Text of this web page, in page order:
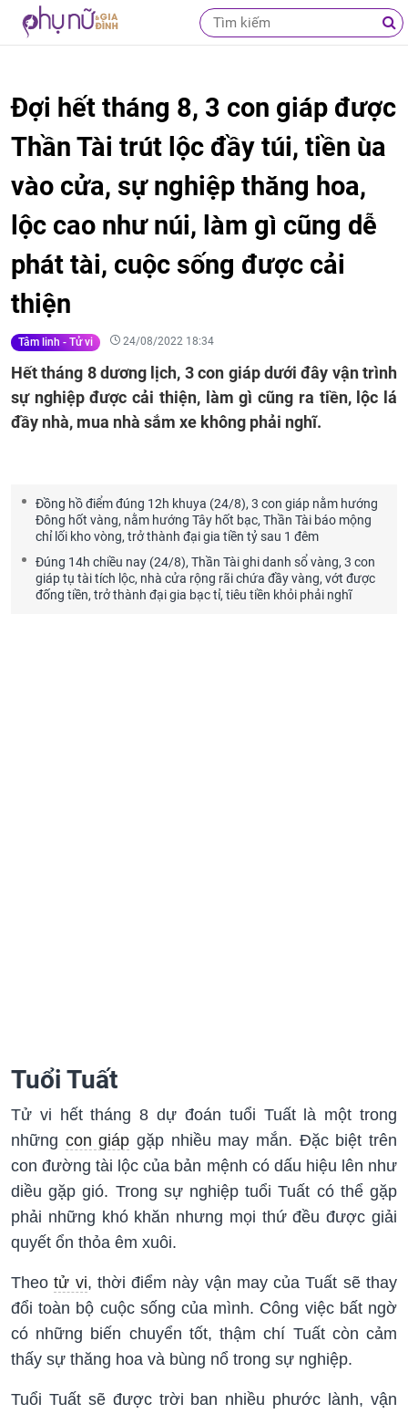
Đợi hết tháng 8, 3 con giáp được
Thần Tài trút lộc đầy túi, tiền ùa
vào cửa, sự nghiệp thăng hoa,
lộc cao như núi, làm gì cũng dễ
phát tài, cuộc sống được cải
thiện
Tâm linh - Tử vi 24/08/2022 18:34
Hết tháng 8 dương lịch, 3 con giáp dưới đây vận trình
sự nghiệp được cải thiện, làm gì cũng ra tiền, lộc lá
đầy nhà, mua nhà sắm xe không phải nghĩ.
Đồng hồ điểm đúng 12h khuya (24/8), 3 con giáp nằm hướng
Đông hốt vàng, nằm hướng Tây hốt bạc, Thần Tài báo mộng
chỉ lối kho vòng, trở thành đại gia tiền tỷ sau 1 đêm
Đúng 14h chiều nay (24/8), Thần Tài ghi danh sổ vàng, 3 con
giáp tụ tài tích lộc, nhà cửa rộng rãi chứa đầy vàng, vớt được
đống tiền, trở thành đại gia bạc tỉ, tiêu tiền khỏi phải nghĩ
Tuổi Tuất
Tử vi hết tháng 8 dự đoán tuổi Tuất là một trong
những con giáp gặp nhiều may mắn. Đặc biệt trên
con đường tài lộc của bản mệnh có dấu hiệu lên như
diều gặp gió. Trong sự nghiệp tuổi Tuất có thể gặp
phải những khó khăn nhưng mọi thứ đều được giải
quyết ổn thỏa êm xuôi.
Theotử vi, thời điểm này vận may của Tuất sẽ thay
đổi toàn bộ cuộc sống của mình. Công việc bất ngờ
có những biến chuyển tốt, thậm chí Tuất còn cảm
thấy sự thăng hoa và bùng nổ trong sự nghiệp.
Tuổi Tuất sẽ được trời ban nhiều phước lành, vận